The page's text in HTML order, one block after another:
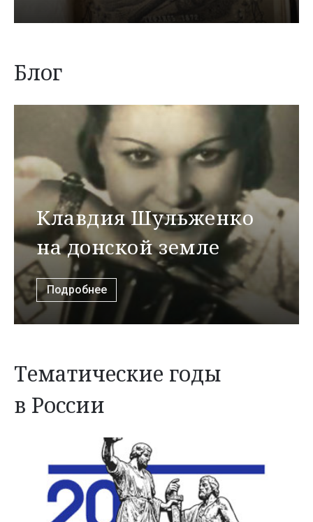
Блог
Клавдия Шульженко
на донской земле
Подробнее
Тематические годы
в России